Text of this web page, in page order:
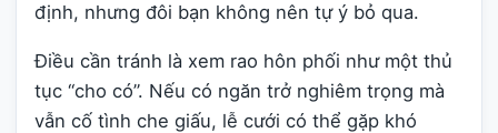
định, nhưng đôi bạn không nên tự ý bỏ qua.
Điều cần tránh là xem rao hôn phối như một thủ
tục “cho có”. Nếu có ngăn trở nghiêm trọng mà
vẫn cố tình che giấu, lễ cưới có thể gặp khó